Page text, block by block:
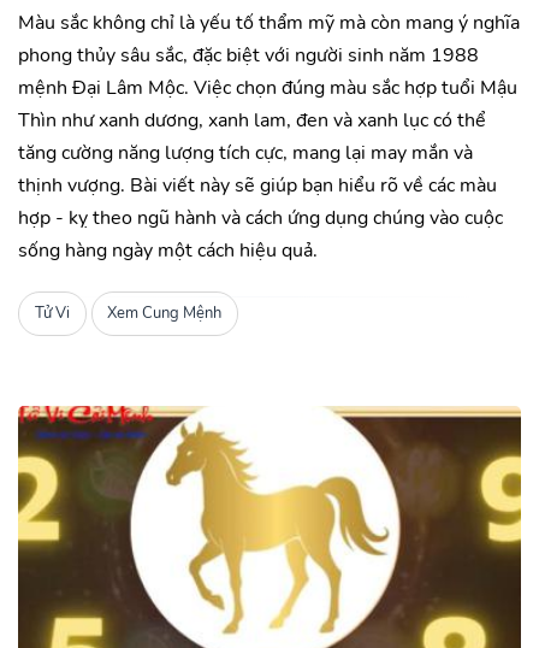
Màu sắc không chỉ là yếu tố thẩm mỹ mà còn mang ý nghĩa
phong thủy sâu sắc, đặc biệt với người sinh năm 1988
mệnh Đại Lâm Mộc. Việc chọn đúng màu sắc hợp tuổi Mậu
Thìn như xanh dương, xanh lam, đen và xanh lục có thể
tăng cường năng lượng tích cực, mang lại may mắn và
thịnh vượng. Bài viết này sẽ giúp bạn hiểu rõ về các màu
hợp - kỵ theo ngũ hành và cách ứng dụng chúng vào cuộc
sống hàng ngày một cách hiệu quả.
Tử Vi Xem Cung Mệnh